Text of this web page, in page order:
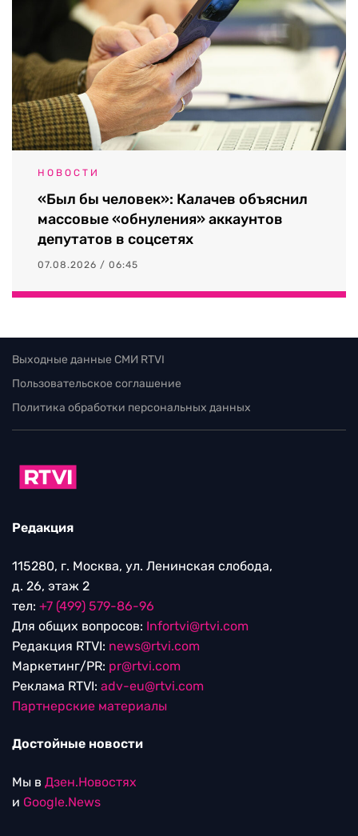
НОВОСТИ
«Был бы человек»: Калачев объяснил
массовые «обнуления» аккаунтов
депутатов в соцсетях
07.08.2026 / 06:45
Выходные данные СМИ RTVI
Пользовательское соглашение
Политика обработки персональных данных
Редакция
115280, г. Москва, ул. Ленинская слобода,
д. 26, этаж 2
тел: +7 (499) 579-86-96
Для общих вопросов: Infortvi@rtvi.com
Редакция RTVI: news@rtvi.com
Маркетинг/PR: pr@rtvi.com
Реклама RTVI: adv-eu@rtvi.com
Партнерские материалы
Достойные новости
Мы в Дзен.Новостях
и Google.News